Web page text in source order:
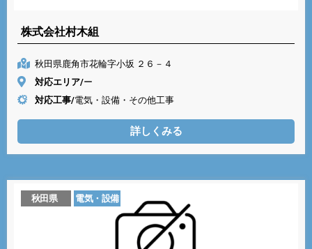
株式会社村木組
秋田県鹿角市花輪字小坂 ２６－４
対応エリア/ー
対応工事/電気・設備・その他工事
詳しくみる
秋田県 電気・設備